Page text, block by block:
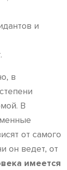
и
в
В
от самого
он ведет, от
имеется